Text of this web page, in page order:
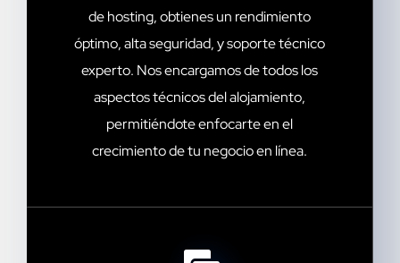
de hosting, obtienes un rendimiento
óptimo, alta seguridad, y soporte técnico
experto. Nos encargamos de todos los
aspectos técnicos del alojamiento,
permitiéndote enfocarte en el
crecimiento de tu negocio en línea.